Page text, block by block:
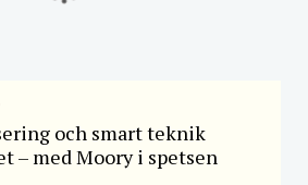
och smart teknik
– med Moory i spetsen